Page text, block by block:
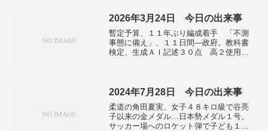
年ぶり高水準、財政悪化懸念で。ＡＩ技
とめ。
2026年3月24日 今日の出来事
暫定予算、１１年ぶり編成着手 「不測
事態に備え」、１１日間―政府。教科書
検定、生成ＡＩ記述３０点 高２使用で
を「最も敵対的な国として認定」 施政
訪朝 正恩氏と会談。
2024年7月28日 今日の出来事
柔道の角田夏実、女子４８キロ級で谷亮
子以来の金メダル…日本勢メダル１号。
サッカー場へのロケット弾で子ども１２